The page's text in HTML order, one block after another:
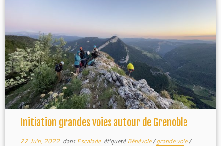
Gucem
Initiation grandes voies autour de Grenoble
22 Juin, 2022dans Escalade étiquetéBénévole/grande voie/